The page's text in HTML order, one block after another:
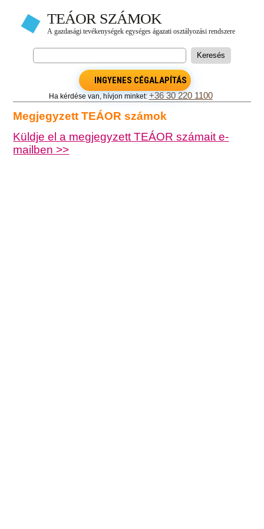
INGYENES CÉGALAPÍTÁS
Ha kérdése van, hívjon minket: +36 30 220 1100
Megjegyzett TEÁOR számok
Küldje el a megjegyzett TEÁOR számait e-
mailben >>